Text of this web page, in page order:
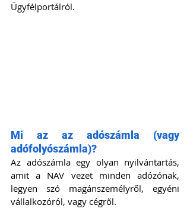
Ügyfélportálról.
Mi az az adószámla (vagy
adófolyószámla)?
Az adószámla egy olyan nyilvántartás,
amit a NAV vezet minden adózónak,
legyen szó magánszemélyről, egyéni
vállalkozóról, vagy cégről.